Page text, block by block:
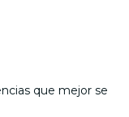
que mejor se